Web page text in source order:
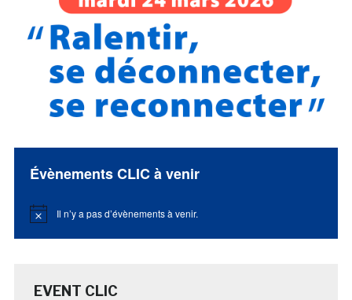
Évènements CLIC à venir
Notice Il n’y a pas d’évènements à venir.
EVENT CLIC